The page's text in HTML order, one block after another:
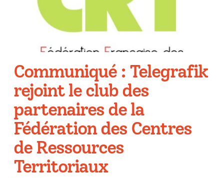
Communiqué : Telegrafik
rejoint le club des
partenaires de la
Fédération des Centres
de Ressources
Territoriaux